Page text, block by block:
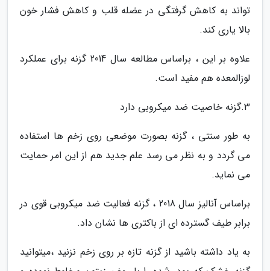
تواند به کاهش گرفتگی در عضله قلب و کاهش فشار خون
بالا یاری کند.
علاوه بر این ، براساس مطالعه سال 2014 گزنه برای عملکرد
لوزالمعده هم مفید است.
3.گزنه خاصیت ضد میکروبی دارد
به طور سنتی ، گزنه بصورت موضعی روی زخم ها استفاده
می گردد و به نظر می رسد علم جدید هم از این امر حمایت
می نماید.
براساس آنالیز سال 2018 ، گزنه فعالیت ضد میکروبی قوی در
برابر طیف گسترده ای از باکتری ها نشان داد.
به یاد داشته باشید از گزنه تازه بر روی زخم نزنید ،میتوانید